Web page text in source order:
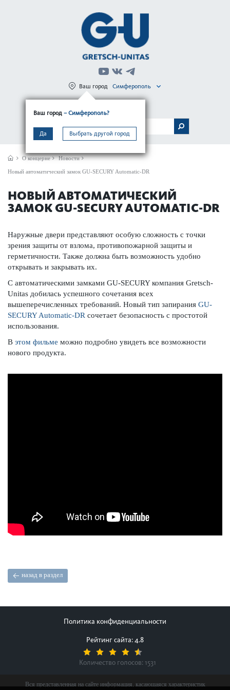
Ваш город – Симферополь?
Да Выбрать другой город
Ваш город Симферополь
МЕНЮ
О концерне Новости
Новый автоматический замок GU-SECURY Automatic-DR
НОВЫЙ АВТОМАТИЧЕСКИЙ
ЗАМОК GU-SECURY AUTOMATIC-DR
Наружные двери представляют особую сложность с точки
зрения защиты от взлома, противопожарной защиты и
герметичности. Также должна быть возможность удобно
открывать и закрывать их.
С автоматическими замками GU-SECURY компания Gretsch-
Unitas добилась успешного сочетания всех
вышеперечисленных требований. Новый тип запирания GU-
SECURY Automatic-DR сочетает безопасность с простотой
использования.
В этом фильме можно подробно увидеть все возможности
нового продукта.
назад в раздел
Политика конфиденциальности
Рейтинг сайта: 4.8
Количество голосов: 1531
Вся представленная на сайте информация, касающаяся характеристик